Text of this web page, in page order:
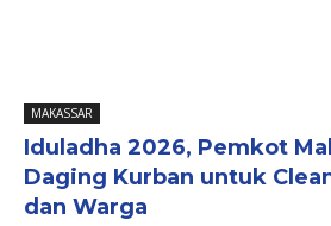
MAKASSAR
Iduladha 2026, Pemkot
Daging Kurban untuk
dan Warga